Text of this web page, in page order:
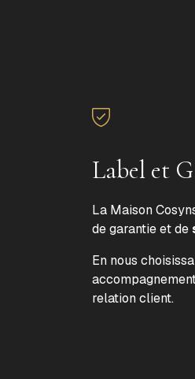
Label et
La Maison
de garantie et de
En nous
relation client.